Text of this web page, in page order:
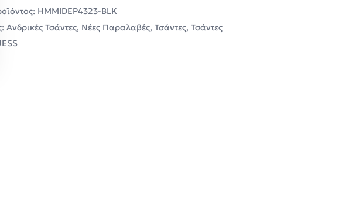
HMMIDEP4323-BLK
Ανδρικές Τσάντες, Νέες Παραλαβές, Τσάντες, Τσάντες